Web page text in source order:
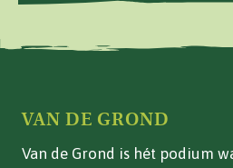
VAN DE GROND
Van de Grond is hét podium